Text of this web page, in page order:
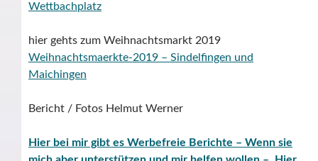
Wettbachplatz
hier gehts zum Weihnachtsmarkt 2019
Weihnachtsmaerkte-2019 – Sindelfingen und
Maichingen
Bericht / Fotos Helmut Werner
Hier bei mir gibt es Werbefreie Berichte – Wenn sie